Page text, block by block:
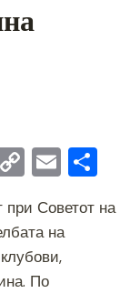
C
p
y
Li
E
ai
l
ar
Советот на
на
По